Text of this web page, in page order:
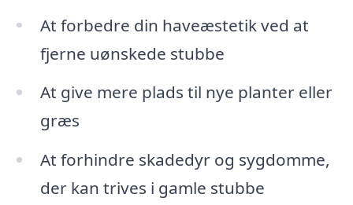
At forbedre din haveæstetik ved at
fjerne uønskede stubbe
At give mere plads til nye planter eller
græs
At forhindre skadedyr og sygdomme,
der kan trives i gamle stubbe